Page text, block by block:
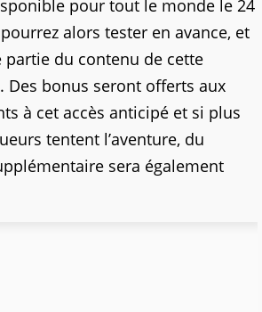
pour tout le monde le 24
alors tester en avance, et
du contenu de cette
Des bonus seront offerts aux
à cet accès anticipé et si plus
tentent l’aventure, du
sera également